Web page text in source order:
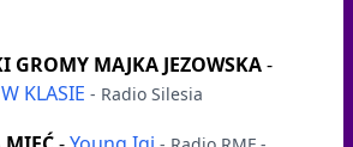
GROMY MAJKA JEZOWSKA-
KLASIE - Radio Silesia